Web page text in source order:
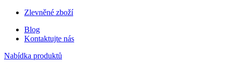
Zlevněné zboží
Blog
Kontaktujte nás
Nabídka produktů